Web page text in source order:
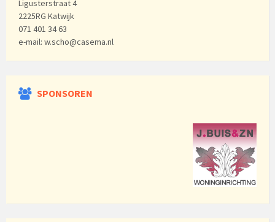
Ligusterstraat 4
2225RG Katwijk
071 401 34 63
e-mail: w.scho@casema.nl
SPONSOREN